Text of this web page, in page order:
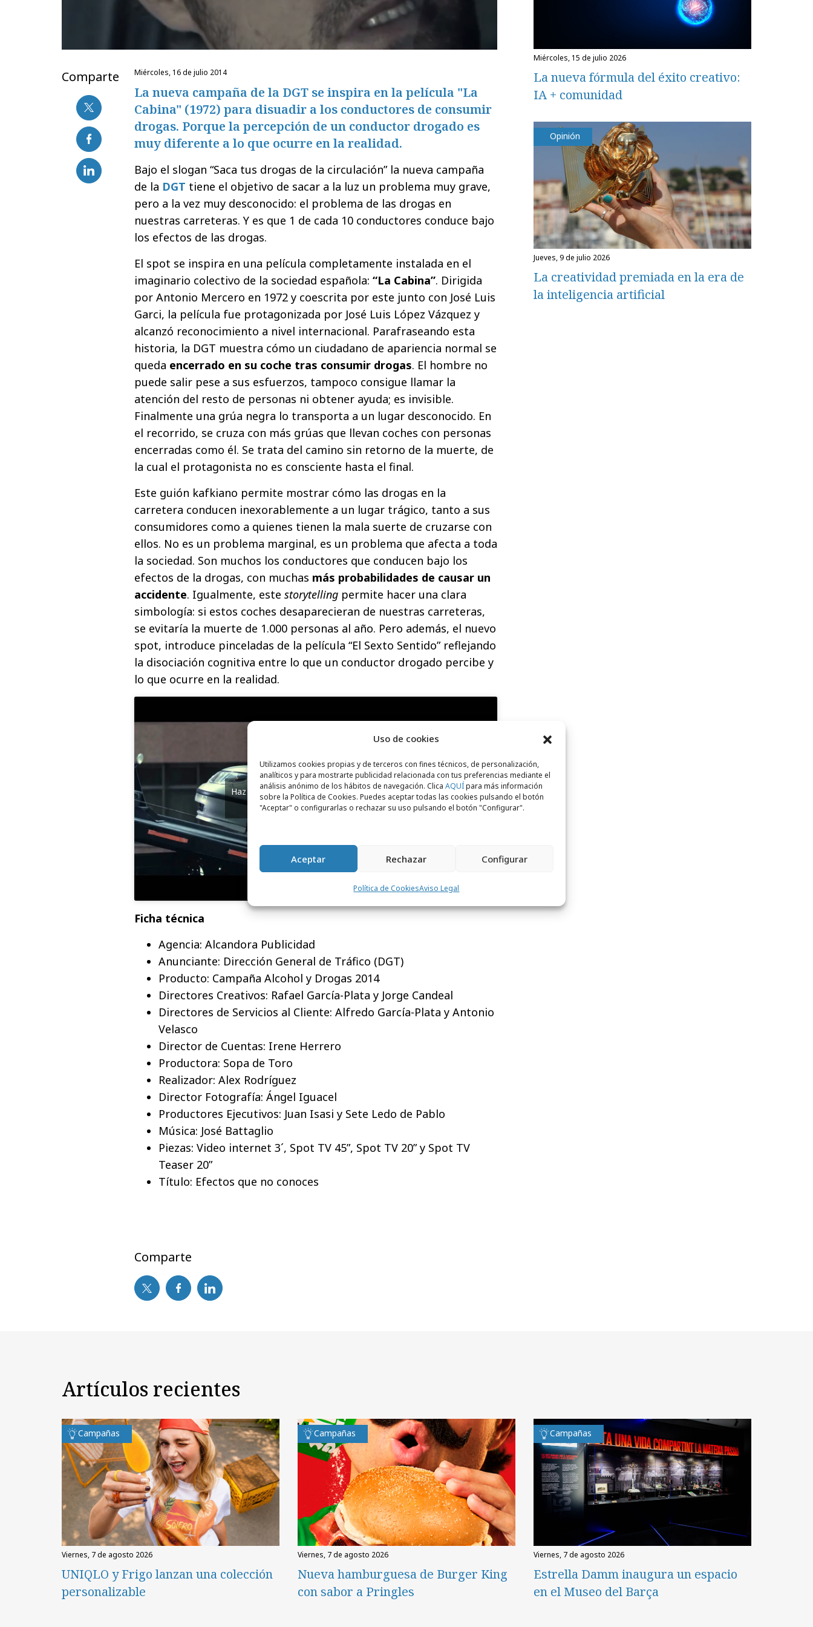
Uso de cookies
Utilizamos cookies propias y de terceros con fines técnicos, de personalización,
analíticos y para mostrarte publicidad relacionada con tus preferencias mediante el
análisis anónimo de los hábitos de navegación. Clica AQUÍpara más información
sobre la Política de Cookies. Puedes aceptar todas las cookies pulsando el botón
"Aceptar" o configurarlas o rechazar su uso pulsando el botón "Configurar".
Aceptar Rechazar Configurar
Política de CookiesAviso Legal
Comparte miércoles, 16 de julio 2014
La nueva campaña de la DGT se inspira en la película "La
Cabina" (1972) para disuadir a los conductores de consumir
drogas. Porque la percepción de un conductor drogado es
muy diferente a lo que ocurre en la realidad.
Bajo el slogan “Saca tus drogas de la circulación” la nueva campaña
de la DGT tiene el objetivo de sacar a la luz un problema muy grave,
pero a la vez muy desconocido: el problema de las drogas en
nuestras carreteras. Y es que 1 de cada 10 conductores conduce bajo
los efectos de las drogas.
El spot se inspira en una película completamente instalada en el
imaginario colectivo de la sociedad española: “La Cabina”. Dirigida
por Antonio Mercero en 1972 y coescrita por este junto con José Luis
Garci, la película fue protagonizada por José Luis López Vázquez y
alcanzó reconocimiento a nivel internacional. Parafraseando esta
historia, la DGT muestra cómo un ciudadano de apariencia normal se
queda encerrado en su coche tras consumir drogas. El hombre no
puede salir pese a sus esfuerzos, tampoco consigue llamar la
atención del resto de personas ni obtener ayuda; es invisible.
Finalmente una grúa negra lo transporta a un lugar desconocido. En
el recorrido, se cruza con más grúas que llevan coches con personas
encerradas como él. Se trata del camino sin retorno de la muerte, de
la cual el protagonista no es consciente hasta el final.
Este guión kafkiano permite mostrar cómo las drogas en la
carretera conducen inexorablemente a un lugar trágico, tanto a sus
consumidores como a quienes tienen la mala suerte de cruzarse con
ellos. No es un problema marginal, es un problema que afecta a toda
la sociedad. Son muchos los conductores que conducen bajo los
efectos de la drogas, con muchas más probabilidades de causar un
accidente. Igualmente, este storytelling permite hacer una clara
simbología: si estos coches desaparecieran de nuestras carreteras,
se evitaría la muerte de 1.000 personas al año. Pero además, el nuevo
spot, introduce pinceladas de la película “El Sexto Sentido” reflejando
la disociación cognitiva entre lo que un conductor drogado percibe y
lo que ocurre en la realidad.
Haz clic para aceptar cookies de marketing
y permitir este contenido
Ficha técnica
Agencia: Alcandora Publicidad
Anunciante: Dirección General de Tráfico (DGT)
Producto: Campaña Alcohol y Drogas 2014
Directores Creativos: Rafael García-Plata y Jorge Candeal
Directores de Servicios al Cliente: Alfredo García-Plata y Antonio
Velasco
Director de Cuentas: Irene Herrero
Productora: Sopa de Toro
Realizador: Alex Rodríguez
Director Fotografía: Ángel Iguacel
Productores Ejecutivos: Juan Isasi y Sete Ledo de Pablo
Música: José Battaglio
Piezas: Video internet 3´, Spot TV 45”, Spot TV 20” y Spot TV
Teaser 20”
Título: Efectos que no conoces
Comparte
miércoles, 15 de julio 2026
La nueva fórmula del éxito creativo:
IA + comunidad
Opinión
jueves, 9 de julio 2026
La creatividad premiada en la era de
la inteligencia artificial
Artículos recientes
Campañas
viernes, 7 de agosto 2026
UNIQLO y Frigo lanzan una colección
personalizable
Campañas
viernes, 7 de agosto 2026
Nueva hamburguesa de Burger King
con sabor a Pringles
Campañas
viernes, 7 de agosto 2026
Estrella Damm inaugura un espacio
en el Museo del Barça